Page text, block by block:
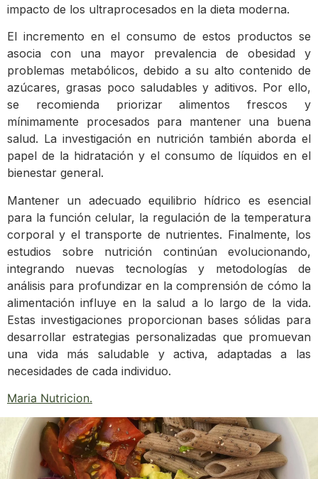
impacto de los ultraprocesados en la dieta moderna.
El incremento en el consumo de estos productos se
asocia con una mayor prevalencia de obesidad y
problemas metabólicos, debido a su alto contenido de
azúcares, grasas poco saludables y aditivos. Por ello,
se recomienda priorizar alimentos frescos y
mínimamente procesados para mantener una buena
salud. La investigación en nutrición también aborda el
papel de la hidratación y el consumo de líquidos en el
bienestar general.
Mantener un adecuado equilibrio hídrico es esencial
para la función celular, la regulación de la temperatura
corporal y el transporte de nutrientes. Finalmente, los
estudios sobre nutrición continúan evolucionando,
integrando nuevas tecnologías y metodologías de
análisis para profundizar en la comprensión de cómo la
alimentación influye en la salud a lo largo de la vida.
Estas investigaciones proporcionan bases sólidas para
desarrollar estrategias personalizadas que promuevan
una vida más saludable y activa, adaptadas a las
necesidades de cada individuo.
Maria Nutricion.